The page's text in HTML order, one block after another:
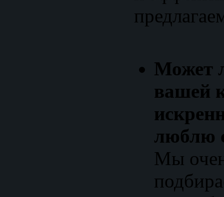
Может
вашей
люблю
Мы